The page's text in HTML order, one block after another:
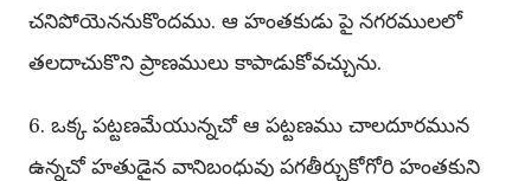
చనిపోయెననుకొందము. ఆ హంతకుడు పై నగరములలో
తలదాచుకొని ప్రాణములు కాపాడుకోవచ్చును.
6. ఒక్క పట్టణమేయున్నచో ఆ పట్టణము చాలదూరమున
ఉన్నచో హతుడైన వానిబంధువు పగతీర్చుకోగోరి హంతకుని